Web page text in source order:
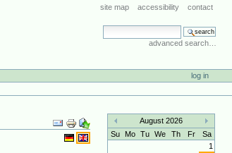
site map accessibility contact
search site
advanced search…
log in
Document
Actions
«
August 2026
»
Su Mo Tu We Th Fr
Sa
1